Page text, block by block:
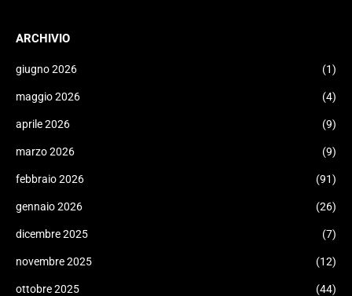
ARCHIVIO
giugno 2026 (1)
maggio 2026 (4)
aprile 2026 (9)
marzo 2026 (9)
febbraio 2026 (91)
gennaio 2026 (26)
dicembre 2025 (7)
novembre 2025 (12)
ottobre 2025 (44)